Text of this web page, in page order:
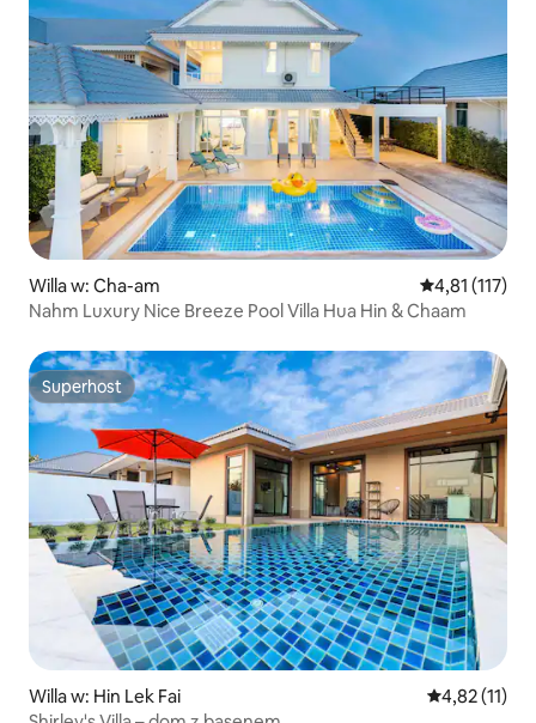
Willa w: Cha-am Średnia
4,81 (117)
Nahm Luxury Nice Breeze Pool Villa Hua Hin & Chaam
Superhost
Superhost
Willa w: Hin Lek Fai Średnia
4,82 (11)